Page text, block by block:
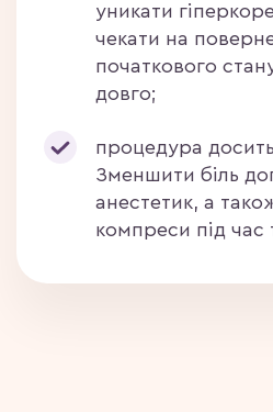
уникати
чекати на
початкового
довго;
процедура
Зменшити біль
анестетик, а
компреси під час